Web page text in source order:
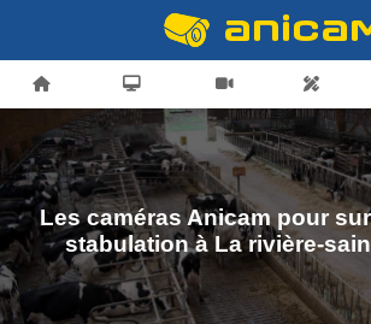
Les caméras Anicam pour
stabulation à La rivière-